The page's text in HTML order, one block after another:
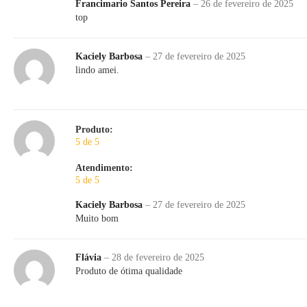
Francimario Santos Pereira – 26 de fevereiro de 2025
top
Kaciely Barbosa – 27 de fevereiro de 2025
lindo amei.
Produto:
5 de 5
Atendimento:
5 de 5
Kaciely Barbosa – 27 de fevereiro de 2025
Muito bom
Flávia – 28 de fevereiro de 2025
Produto de ótima qualidade